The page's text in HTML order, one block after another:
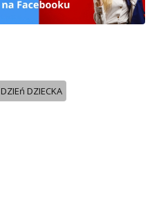
DZIEń DZIECKA